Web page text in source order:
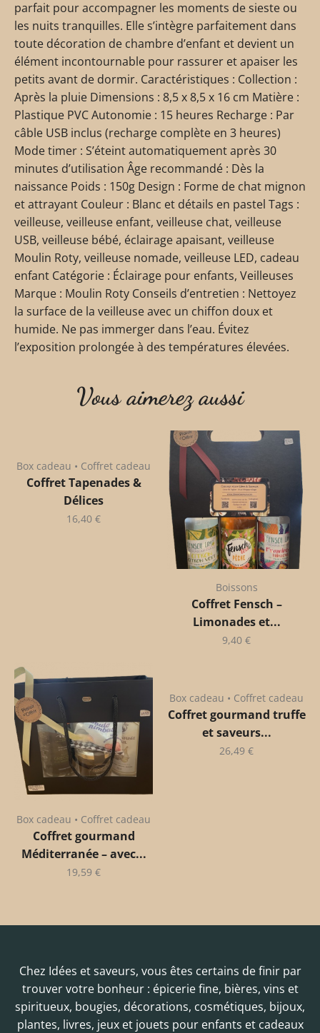
parfait pour accompagner les moments de sieste ou
les nuits tranquilles. Elle s’intègre parfaitement dans
toute décoration de chambre d’enfant et devient un
élément incontournable pour rassurer et apaiser les
petits avant de dormir. Caractéristiques : Collection :
Après la pluie Dimensions : 8,5 x 8,5 x 16 cm Matière :
Plastique PVC Autonomie : 15 heures Recharge : Par
câble USB inclus (recharge complète en 3 heures)
Mode timer : S’éteint automatiquement après 30
minutes d’utilisation Âge recommandé : Dès la
naissance Poids : 150g Design : Forme de chat mignon
et attrayant Couleur : Blanc et détails en pastel Tags :
veilleuse, veilleuse enfant, veilleuse chat, veilleuse
USB, veilleuse bébé, éclairage apaisant, veilleuse
Moulin Roty, veilleuse nomade, veilleuse LED, cadeau
enfant Catégorie : Éclairage pour enfants, Veilleuses
Marque : Moulin Roty Conseils d’entretien : Nettoyez
la surface de la veilleuse avec un chiffon doux et
humide. Ne pas immerger dans l’eau. Évitez
l’exposition prolongée à des températures élevées.
Vous aimerez aussi
Box cadeau • Coffret cadeau
Coffret Tapenades &
Délices
16,40 €
Boissons
Coffret Fensch –
Limonades et...
9,40 €
Box cadeau • Coffret cadeau
Coffret gourmand
Méditerranée – avec...
19,59 €
Box cadeau • Coffret cadeau
Coffret gourmand truffe
et saveurs...
26,49 €
Chez Idées et saveurs, vous êtes certains de finir par
trouver votre bonheur : épicerie fine, bières, vins et
spiritueux, bougies, décorations, cosmétiques, bijoux,
plantes, livres, jeux et jouets pour enfants et cadeaux